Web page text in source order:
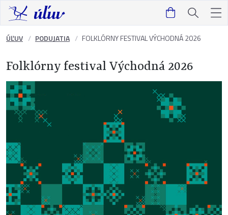
ÚĽUV PODUJATIA FOLKLÓRNY FESTIVAL VÝCHODNÁ 2026
Folklórny festival Východná 2026